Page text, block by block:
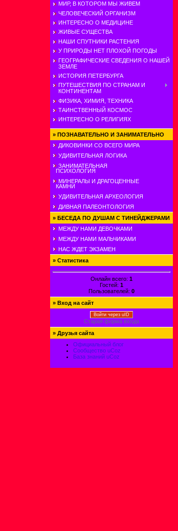
МИР, В КОТОРОМ МЫ ЖИВЕМ
ЧЕЛОВЕЧЕСКИЙ ОРГАНИЗМ
ИНТЕРЕСНО О МЕДИЦИНЕ
ЖИВЫЕ СУЩЕСТВА
НАШИ СПУТНИКИ РАСТЕНИЯ
У ПРИРОДЫ НЕТ ПЛОХОЙ ПОГОДЫ
ГЕОГРАФИЧЕСКИЕ СВЕДЕНИЯ О НАШЕЙ
ЗЕМЛЕ
ИСТОРИЯ ПЕТЕРБУРГА
ПУТЕШЕСТВИЯ ПО СТРАНАМ И
КОНТИНЕНТАМ
ФИЗИКА, ХИМИЯ, ТЕХНИКА
ТАИНСТВЕННЫЙ КОСМОС
ИНТЕРЕСНО О РЕЛИГИЯХ
» ПОЗНАВАТЕЛЬНО И ЗАНИМАТЕЛЬНО
ДИКОВИНКИ СО ВСЕГО МИРА
УДИВИТЕЛЬНАЯ ЛОГИКА
ЗАНИМАТЕЛЬНАЯ
ПСИХОЛОГИЯ
МИНЕРАЛЫ И ДРАГОЦЕННЫЕ
КАМНИ
УДИВИТЕЛЬНАЯ АРХЕОЛОГИЯ
ДИВНАЯ ПАЛЕОНТОЛОГИЯ
» БЕСЕДА ПО ДУШАМ С ТИНЕЙДЖЕРАМИ
МЕЖДУ НАМИ ДЕВОЧКАМИ
МЕЖДУ НАМИ МАЛЬЧИКАМИ
НАС ЖДЕТ ЭКЗАМЕН
» Статистика
Онлайн всего: 1
Гостей: 1
Пользователей: 0
» Вход на сайт
Войти через uID
Старая форма входа
» Друзья сайта
Официальный блог
Сообщество uCoz
База знаний uCoz